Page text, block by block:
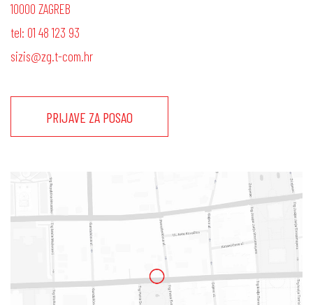
10000 ZAGREB
tel: 01 48 123 93
sizis@zg.t-com.hr
PRIJAVE ZA POSAO